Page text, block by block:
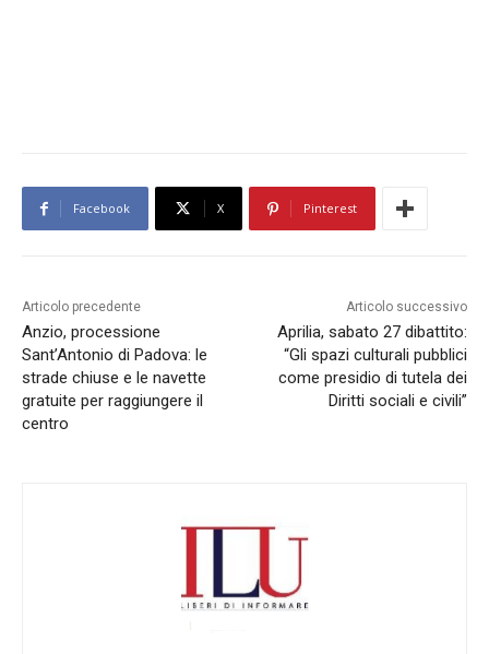
Facebook X Pinterest
Articolo precedente
Anzio, processione
Sant’Antonio di Padova: le
strade chiuse e le navette
gratuite per raggiungere il
centro
Articolo successivo
Aprilia, sabato 27 dibattito:
“Gli spazi culturali pubblici
come presidio di tutela dei
Diritti sociali e civili”